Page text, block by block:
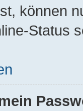
können
Status